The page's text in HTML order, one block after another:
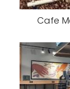
Cafe